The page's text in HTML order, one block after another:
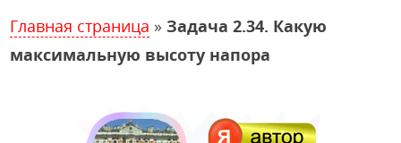
Главная страница » Задача 2.34. Какую
максимальную высоту напора